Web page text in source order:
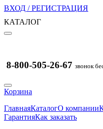
ВХОД / РЕГИСТРАЦИЯ
КАТАЛОГ
8-800-505-26-67 звонок
Корзина
ГлавнаяКаталогО компании
ГарантияКак заказать